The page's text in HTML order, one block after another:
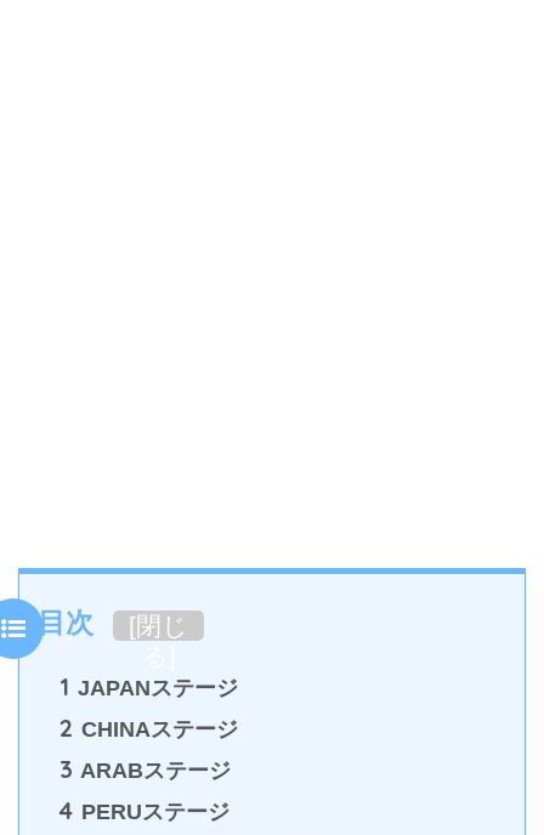
目次 [閉じ
1 JAPANステージ
2 CHINAステージ
3 ARABステージ
4 PERUステージ